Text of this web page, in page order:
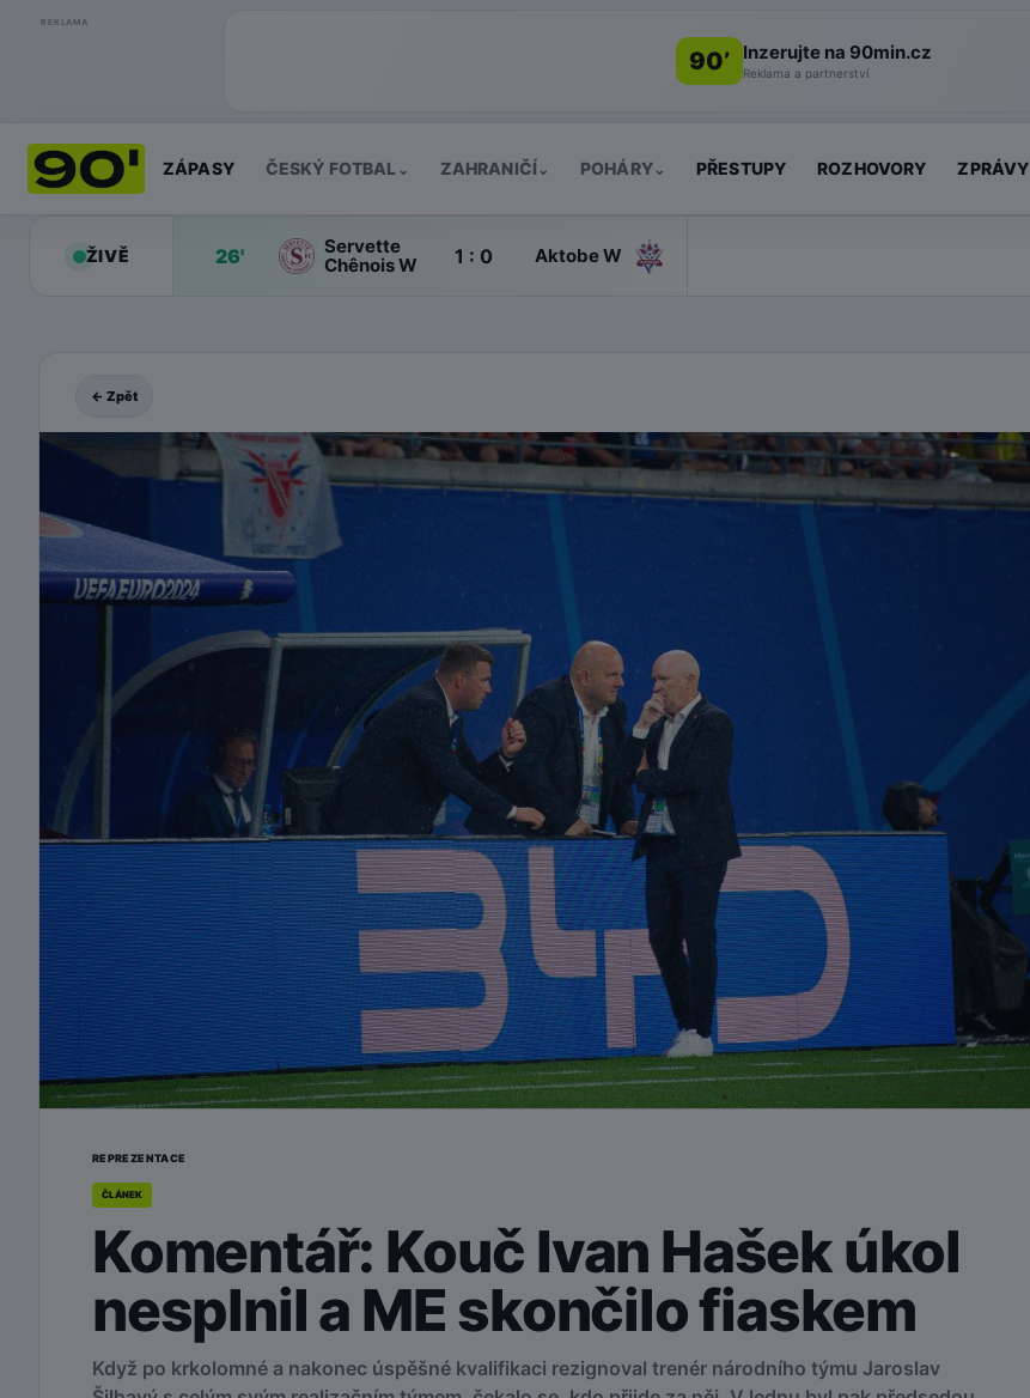
REKLAMA
90’ Inzerujte na 90min.cz
Reklama a partnerství
ZÁPASY ČESKÝ FOTBAL ⌄ ZAHRANIČÍ ⌄ POHÁRY⌄ PŘESTUPY ROZHOVORY ZPRÁVY
ŽIVĚ 26'
Servette
Chênois W
1 : 0 Aktobe W
← Zpět
REPREZENTACE
ČLÁNEK
Komentář: Kouč Ivan Hašek úkol
nesplnil a ME skončilo fiaskem
Když po krkolomné a nakonec úspěšné kvalifikaci rezignoval trenér národního týmu Jaroslav